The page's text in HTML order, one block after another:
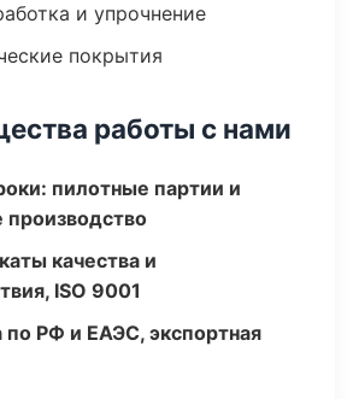
и упрочнение
покрытия
работы с нами
пилотные партии и
производство
качества и
ISO 9001
по РФ и ЕАЭС, экспортная